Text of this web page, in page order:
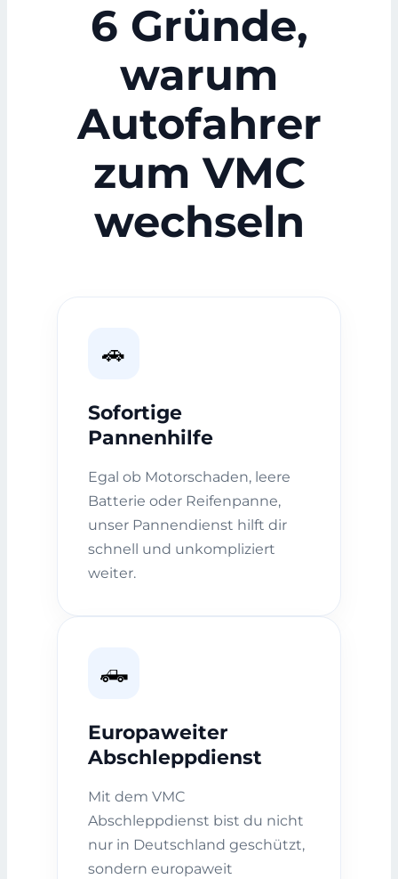
6 Gründe,
warum
Autofahrer
zum VMC
wechseln
🚗
Sofortige
Pannenhilfe
Egal ob Motorschaden, leere
Batterie oder Reifenpanne,
unser Pannendienst hilft dir
schnell und unkompliziert
weiter.
🛻
Europaweiter
Abschleppdienst
Mit dem VMC
Abschleppdienst bist du nicht
nur in Deutschland geschützt,
sondern europaweit